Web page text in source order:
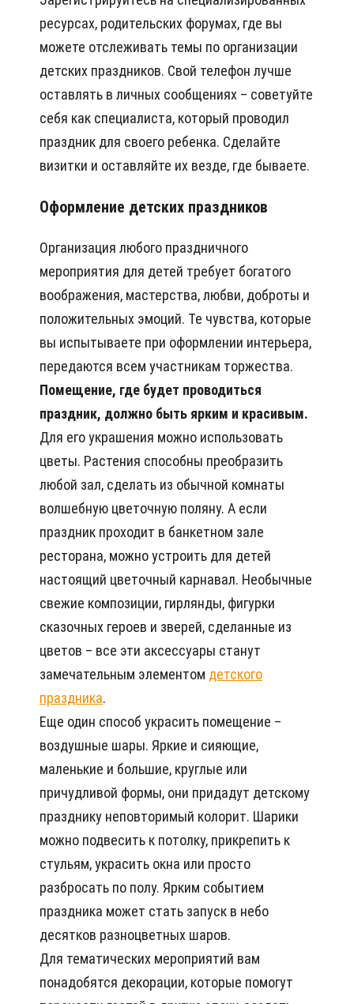
ресурсах, родительских форумах, где вы
можете отслеживать темы по организации
детских праздников. Свой телефон лучше
оставлять в личных сообщениях – советуйте
себя как специалиста, который проводил
праздник для своего ребенка. Сделайте
визитки и оставляйте их везде, где бываете.
Оформление детских праздников
Организация любого праздничного
мероприятия для детей требует богатого
воображения, мастерства, любви, доброты и
положительных эмоций. Те чувства, которые
вы испытываете при оформлении интерьера,
передаются всем участникам торжества.
Помещение, где будет проводиться
праздник, должно быть ярким и красивым.
Для его украшения можно использовать
цветы. Растения способны преобразить
любой зал, сделать из обычной комнаты
волшебную цветочную поляну. А если
праздник проходит в банкетном зале
ресторана, можно устроить для детей
настоящий цветочный карнавал. Необычные
свежие композиции, гирлянды, фигурки
сказочных героев и зверей, сделанные из
цветов – все эти аксессуары станут
замечательным элементом детского
праздника.
Еще один способ украсить помещение –
воздушные шары. Яркие и сияющие,
маленькие и большие, круглые или
причудливой формы, они придадут детскому
празднику неповторимый колорит. Шарики
можно подвесить к потолку, прикрепить к
стульям, украсить окна или просто
разбросать по полу. Ярким событием
праздника может стать запуск в небо
десятков разноцветных шаров.
Для тематических мероприятий вам
понадобятся декорации, которые помогут